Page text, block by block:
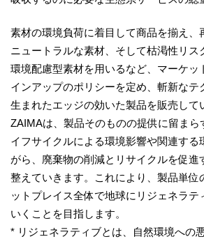
素材の環境負荷に着目して商品を揃え、
ニュートラルな素材、そして枯渇性リス
環境配慮型素材を用いるなど、マーケッ
インアップのポリシーを定め、斬新なテ
生まれたエッジの効いた製品を販売して
ZAIMAは、製品そのものの提供に留まら
イフサイクルによる環境影響や関連する
がら、廃棄物の削減とリサイクルを促進
整えていきます。これにより、製品単位
ットプレイス全体で地球にリジェネラテ
いくことを目指します。
* リジェネラティブとは、自然環境への